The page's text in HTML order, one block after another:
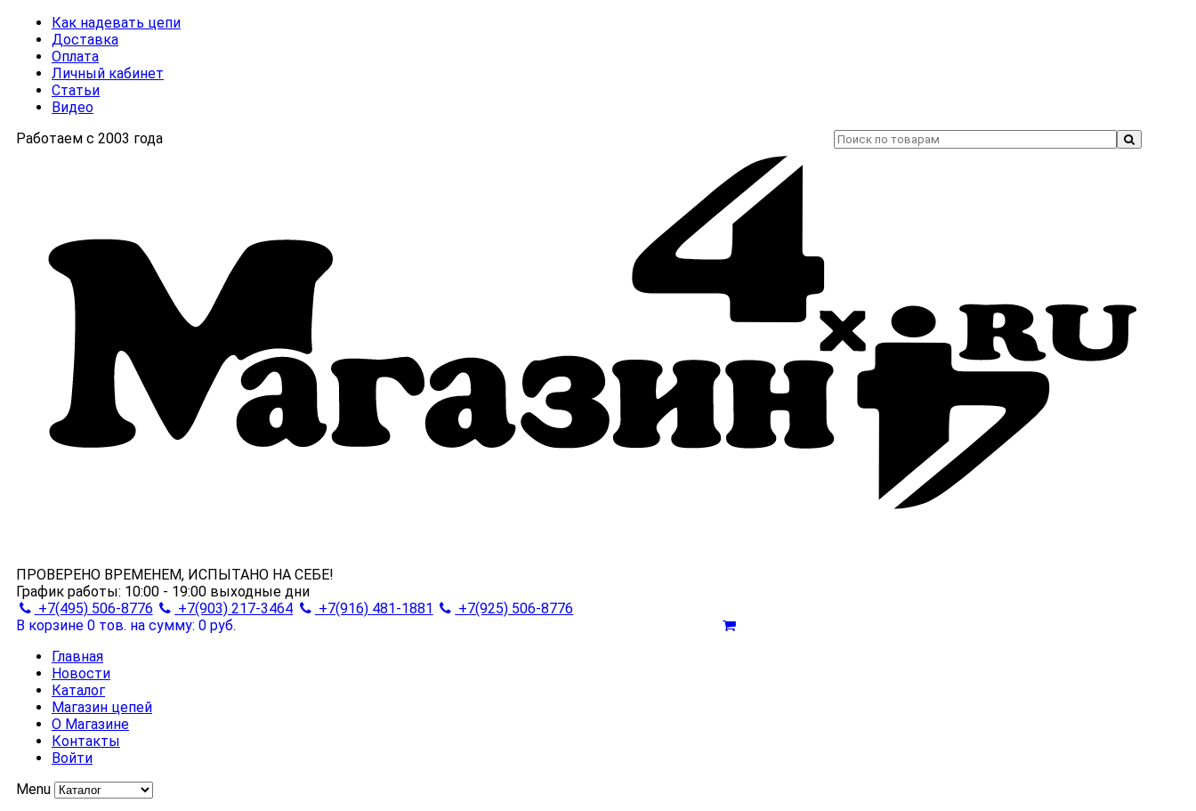
Как надевать цепи
Доставка
Оплата
Личный кабинет
Статьи
Видео
Работаем с 2003 года
ПРОВЕРЕНО ВРЕМЕНЕМ, ИСПЫТАНО НА СЕБЕ!
График работы: 10:00 - 19:00 выходные дни
+7(495) 506-8776
+7(903) 217-3464 +7(916) 481-1881
+7(925) 506-8776
В корзине 0 тов. на сумму: 0 руб.
Главная
Новости
Каталог
Магазин цепей
О Магазине
Контакты
Войти
Menu